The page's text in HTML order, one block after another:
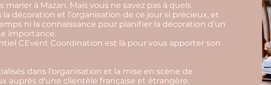
marier à Mazan. Mais vous ne savez pas à quels
décoration et l’organisation de ce jour si précieux, et
ni la connaissance pour planifier la décoration d’un
importance.
CEvent Coordination est là pour vous apporter son
dans l’organisation et la mise en scène de
auprès d’une clientèle française et étrangère.